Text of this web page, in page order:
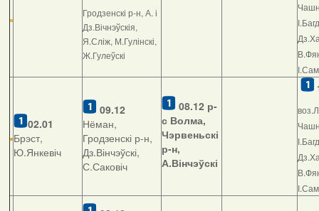
Гродзенскі р-н, А. і
Дз.Вічнэўскія,
Я.Сліж, М.Гулінскі,
Ж.Гулеўскі
02.01
Брэст,
Ю.Янкевіч
09.12
Нёман,
Гродзенскі р-н,
Дз.Вінчэўскі,
С.Саковіч
08.12 р-
с Волма,
Чэрвеньскі
р-н,
А.Вінчэўскі